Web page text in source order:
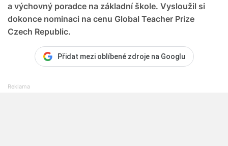
a výchovný poradce na základní škole. Vysloužil si
dokonce nominaci na cenu Global Teacher Prize
Czech Republic.
Přidat mezi oblíbené zdroje na Googlu